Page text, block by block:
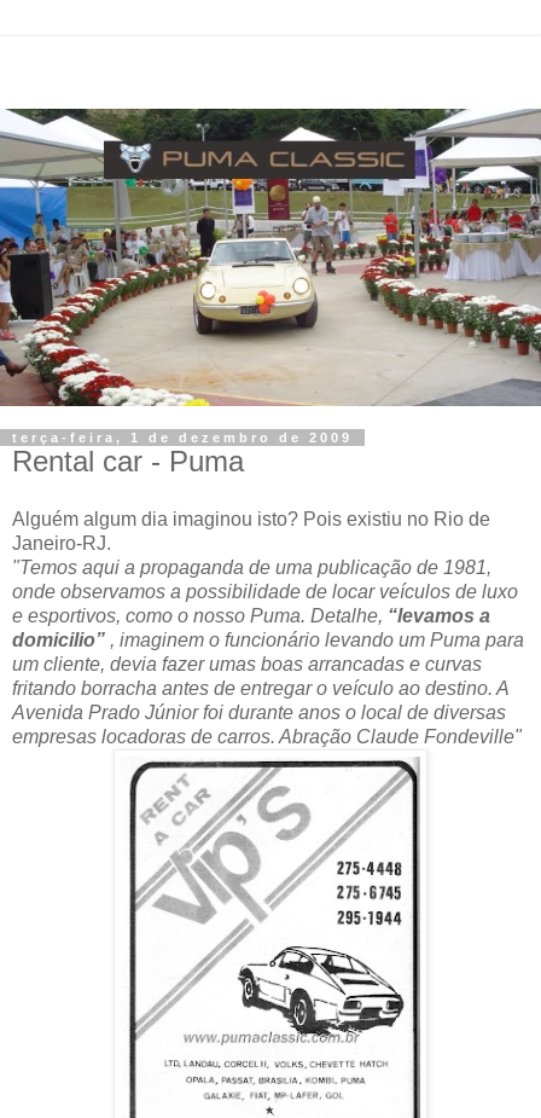
terça-feira, 1 de dezembro de 2009
Rental car - Puma
Alguém algum dia imaginou isto? Pois existiu no Rio de
Janeiro-RJ.
"Temos aqui a propaganda de uma publicação de 1981,
onde observamos a possibilidade de locar veículos de luxo
e esportivos, como o nosso Puma. Detalhe, “levamos a
domicilio” , imaginem o funcionário levando um Puma para
um cliente, devia fazer umas boas arrancadas e curvas
fritando borracha antes de entregar o veículo ao destino. A
Avenida Prado Júnior foi durante anos o local de diversas
empresas locadoras de carros. Abração Claude Fondeville"